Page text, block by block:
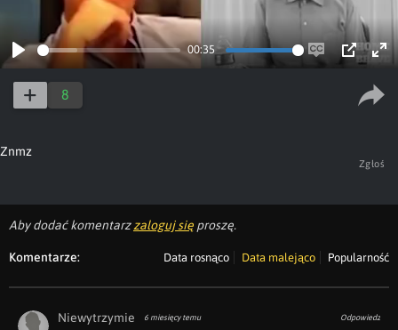
Play
00:35
Enable PIP
8
Znmz
Zgłoś
Aby dodać komentarzzaloguj się proszę.
Komentarze: Data rosnąco Data malejąco Popularność
Niewytrzymie 6 miesięcy temu Odpowiedz